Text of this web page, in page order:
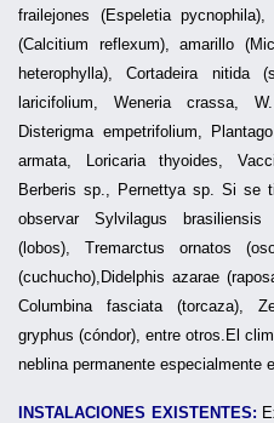
frailejones (Espeletia
(Calcitium reflexum), amarillo
heterophylla), Cortadeira nitida
laricifolium, Weneria crassa,
Disterigma empetrifolium,
armata, Loricaria thyoides,
Berberis sp., Pernettya sp. Si se
observar Sylvilagus
(lobos), Tremarctus ornatos
(cuchucho),Didelphis azarae
Columbina fasciata (torcaza),
gryphus (cóndor), entre otros.El
neblina permanente especialmente
INSTALACIONES EXISTENTES: